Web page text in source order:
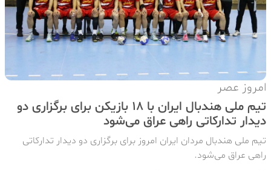
امروز عصر
تیم ملی هندبال ایران با 18 بازیکن برای برگزاری دو
دیدار تدارکاتی راهی عراق می‌شود
تیم ملی هندبال مردان ایران امروز برای برگزاری دو دیدار تدارکاتی
راهی عراق می‌شود.